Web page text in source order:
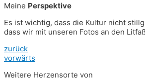
Mei­ne Perspektive
Es ist wich­tig, dass die Kul­tur nicht
dass wir mit unse­ren Fotos an den
zurück
vor­wärts
Wei­te­re Her­zens­or­te von